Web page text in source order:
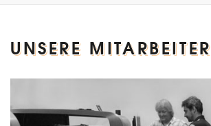
UNSERE MITARBEITER